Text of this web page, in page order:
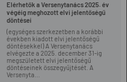
Elérhetők a Versenytanács 2025. év
végéig meghozott elvi jelentőségű
döntései
(egységes szerkezetben a korábbi
években kiadott elvi jelentőségű
döntésekkel) A Versenytanács
elvégezte a 2025. december 31-ig
megszületett elvi jelentőségű
döntéseinek összegyűjtését. A
Versenyta...